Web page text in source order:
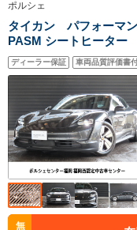
ポルシェ
タイカン パフォーマ
PASM シートヒーター
ディーラー保証 車両品質評価書
無